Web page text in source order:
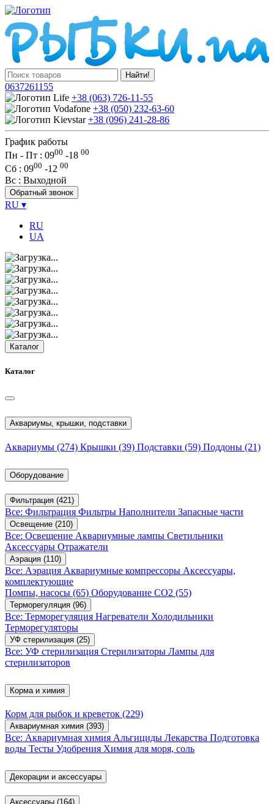
Найти!
0637261155
+38 (063) 726-11-55
+38 (050) 232-63-60
+38 (096) 241-28-86
График работы
Пн - Пт : 0900 -18 00
Сб : 0900 -12 00
Вс : Выходной
Обратный звонок
RU ▾
RU
UA
Каталог
Каталог
Аквариумы, крышки, подставки
Аквариумы (274) Крышки (39) Подставки (59) Поддоны (21)
Оборудование
Фильтрация (421)
Все: Фильтрация Фильтры Наполнители Запасные части
Освещение (210)
Все: Освещение Аквариумные лампы Светильники
Аксессуары Отражатели
Аэрация (110)
Все: Аэрация Аквариумные компрессоры Аксессуары,
комплектующие
Помпы, насосы (65) Оборудование CO2 (55)
Терморегуляция (96)
Все: Терморегуляция Нагреватели Холодильники
Терморегуляторы
УФ стерилизация (25)
Все: УФ стерилизация Стерилизаторы Лампы для
стерилизаторов
Корма и химия
Корм для рыбок и креветок (229)
Аквариумная химия (393)
Все: Аквариумная химия Альгициды Лекарства Подготовка
воды Тесты Удобрения Химия для моря, соль
Декорации и аксессуары
Аксессуары (164)